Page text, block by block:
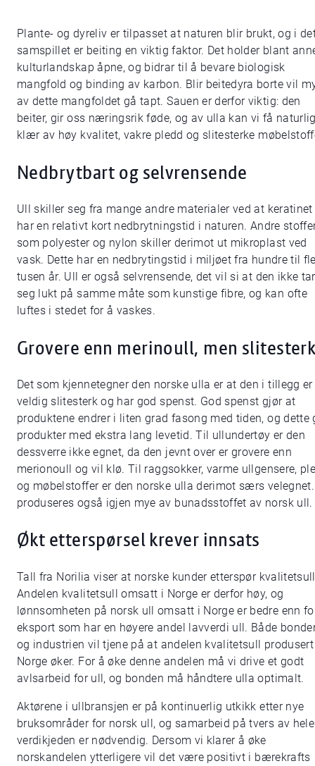
Plante- og dyreliv er tilpasset at naturen blir brukt, og i
samspillet er beiting en viktig faktor. Det holder blant
kulturlandskap åpne, og bidrar til å bevare biologisk
mangfold og binding av karbon. Blir beitedyra borte vil
av dette mangfoldet gå tapt. Sauen er derfor viktig: den
beiter, gir oss næringsrik føde, og av ulla kan vi få
klær av høy kvalitet, vakre pledd og slitesterke
Nedbrytbart og selvrensende
Ull skiller seg fra mange andre materialer ved at keratinet
har en relativt kort nedbrytningstid i naturen. Andre
som polyester og nylon skiller derimot ut mikroplast ved
vask. Dette har en nedbrytingstid i miljøet fra hundre til
tusen år. Ull er også selvrensende, det vil si at den ikke
seg lukt på samme måte som kunstige fibre, og kan ofte
luftes i stedet for å vaskes.
Grovere enn merinoull, men
Det som kjennetegner den norske ulla er at den i tillegg er
veldig slitesterk og har god spenst. God spenst gjør at
produktene endrer i liten grad fasong med tiden, og dette
produkter med ekstra lang levetid. Til ullundertøy er den
dessverre ikke egnet, da den jevnt over er grovere enn
merionoull og vil klø. Til raggsokker, varme ullgensere,
og møbelstoffer er den norske ulla derimot særs
produseres også igjen mye av bunadsstoffet av norsk ull.
Økt etterspørsel krever innsats
Tall fra Norilia viser at norske kunder etterspør
Andelen kvalitetsull omsatt i Norge er derfor høy, og
lønnsomheten på norsk ull omsatt i Norge er bedre enn
eksport som har en høyere andel lavverdi ull. Både
og industrien vil tjene på at andelen kvalitetsull
Norge øker. For å øke denne andelen må vi drive et godt
avlsarbeid for ull, og bonden må håndtere ulla optimalt.
Aktørene i ullbransjen er på kontinuerlig utkikk etter nye
bruksområder for norsk ull, og samarbeid på tvers av hele
verdikjeden er nødvendig. Dersom vi klarer å øke
norskandelen ytterligere vil det være positivt i bærekrafts